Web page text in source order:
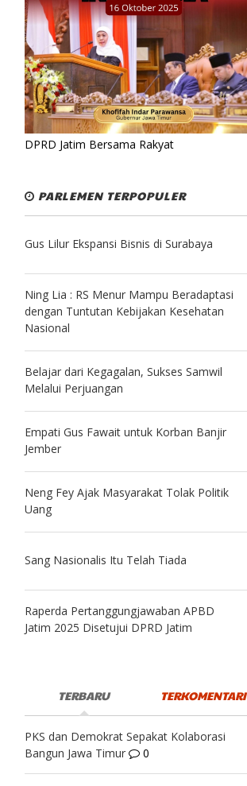
DPRD Jatim Bersama Rakyat
PARLEMEN TERPOPULER
Gus Lilur Ekspansi Bisnis di Surabaya
Ning Lia : RS Menur Mampu Beradaptasi
dengan Tuntutan Kebijakan Kesehatan
Nasional
Belajar dari Kegagalan, Sukses Samwil
Melalui Perjuangan
Empati Gus Fawait untuk Korban Banjir
Jember
Neng Fey Ajak Masyarakat Tolak Politik
Uang
Sang Nasionalis Itu Telah Tiada
Raperda Pertanggungjawaban APBD
Jatim 2025 Disetujui DPRD Jatim
TERBARU TERKOMENTARI
PKS dan Demokrat Sepakat Kolaborasi
Bangun Jawa Timur
0